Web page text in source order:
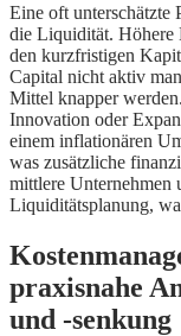
Eine oft unterschätzte
die Liquidität. Höhere
den kurzfristigen
Capital nicht aktiv
Mittel knapper
Innovation oder
einem inflationären
was zusätzliche
mittlere Unternehmen
Liquiditätsplanung,
praxisnahe
und -senkung